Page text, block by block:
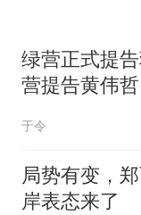
绿营正式提
营提告黄伟
于令
局势有变，
岸表态来了